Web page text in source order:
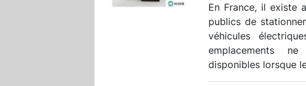
En France, il existe
publics de
véhicules
emplacements
disponibles lorsque